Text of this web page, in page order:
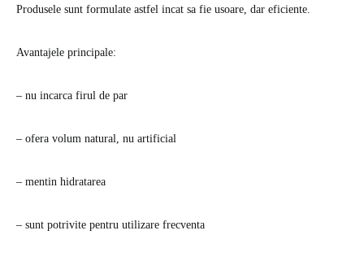
Produsele sunt formulate astfel incat sa fie usoare, dar eficiente.
Avantajele principale:
– nu incarca firul de par
– ofera volum natural, nu artificial
– mentin hidratarea
– sunt potrivite pentru utilizare frecventa